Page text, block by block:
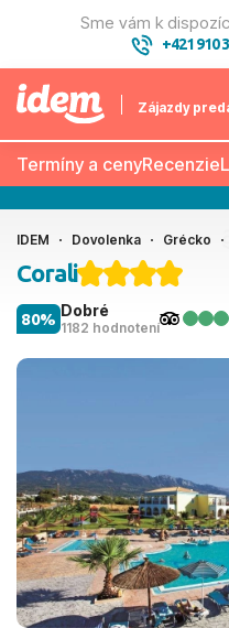
Sme vám k
+421 910
Zájazdy
Termíny a cenyRecenzie
IDEM Dovolenka Grécko
Corali
Dobré
1182 hodnotení
80%